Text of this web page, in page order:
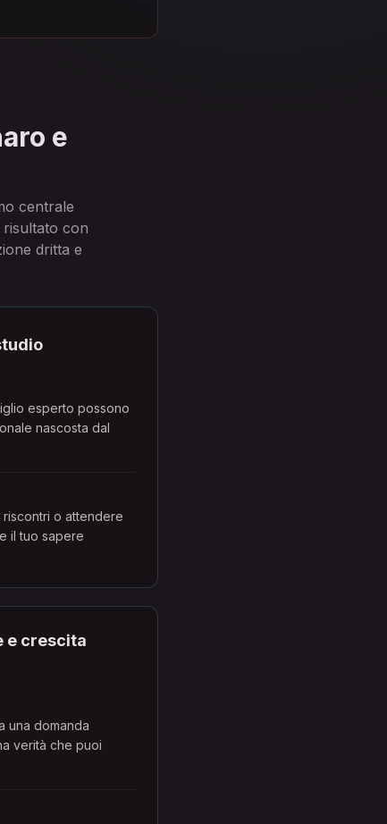
e
centrale
con
dritta e
esperto possono
nascosta dal
o attendere
il tuo sapere
e crescita
una domanda
verità che puoi